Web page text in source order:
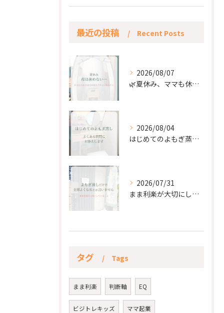
最近の投稿 Recent Posts
2026/08/07
🌿夏休み、ママも休もう🌿
2026/08/04
はじめてのよもぎ蒸し。
2026/07/31
まま利楽が大切にしていること✨
タグ Tags
まま利楽 判断軸 EQ
ビジトレキッズ ママ起業